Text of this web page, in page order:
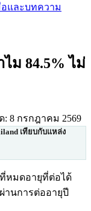
และบทความ
ม 84.5% ไม่
: 8 กรกฎาคม 2569
เทียบกับแหล่ง
ที่หมดอายุที่ต่อได้
านการต่ออายุปี